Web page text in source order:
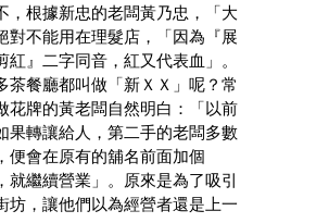
，根據新忠的老闆黃乃忠，「大
對不能用在理髮店，「因為『展
紅』二字同音，紅又代表血」。
茶餐廳都叫做「新ＸＸ」呢？常
花牌的黃老闆自然明白：「以前
果轉讓給人，第二手的老闆多數
便會在原有的舖名前面加個
就繼續營業」。原來是為了吸引
坊，讓他們以為經營者還是上一